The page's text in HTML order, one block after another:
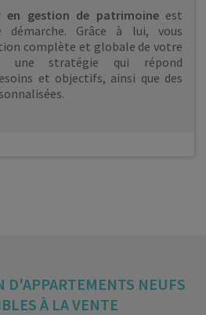
en gestion de patrimoineest
démarche. Grâce à lui, vous
complète et globale de votre
une stratégie qui répond
et objectifs, ainsi que des
D'APPARTEMENTS NEUFS
À LA VENTE